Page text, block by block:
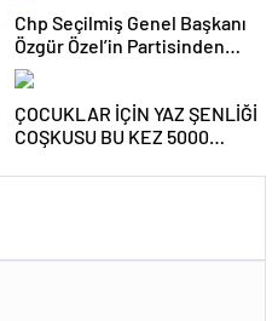
Chp Seçilmiş Genel Başkanı
Özgür Özel’in Partisinden
İstifası Sonrası Chp Karabük İl
Eski Başkanları Abdullah
Çakır ve Erdal Demir de
Partilerinden İstifa Ettiler
ÇOCUKLAR İÇİN YAZ ŞENLİĞİ
COŞKUSU BU KEZ 5000